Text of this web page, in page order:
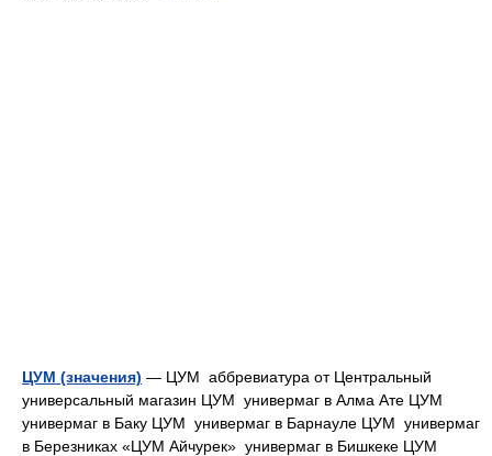
ЦУМ (значения) — ЦУМ аббревиатура от Центральный
универсальный магазин ЦУМ универмаг в Алма Ате ЦУМ
универмаг в Баку ЦУМ универмаг в Барнауле ЦУМ универмаг
в Березниках «ЦУМ Айчурек» универмаг в Бишкеке ЦУМ